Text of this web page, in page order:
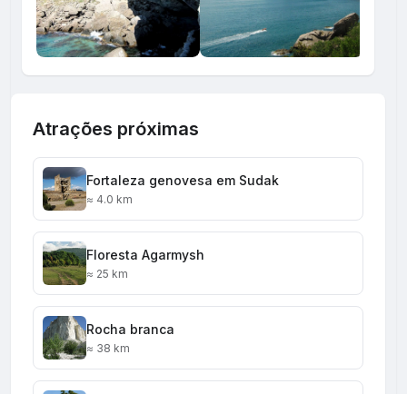
Atrações próximas
Fortaleza genovesa em Sudak
≈ 4.0 km
Floresta Agarmysh
≈ 25 km
Rocha branca
≈ 38 km